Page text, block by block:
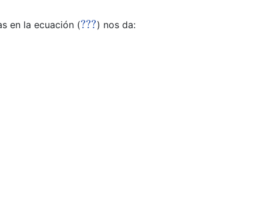
en la ecuación (???) nos da: